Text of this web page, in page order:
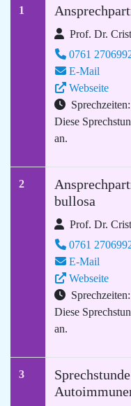
1
Prof. Dr.
0761
E-Mail
Webseite
Diese
an.
2
bullosa
Prof. Dr.
0761
E-Mail
Webseite
Diese
an.
3